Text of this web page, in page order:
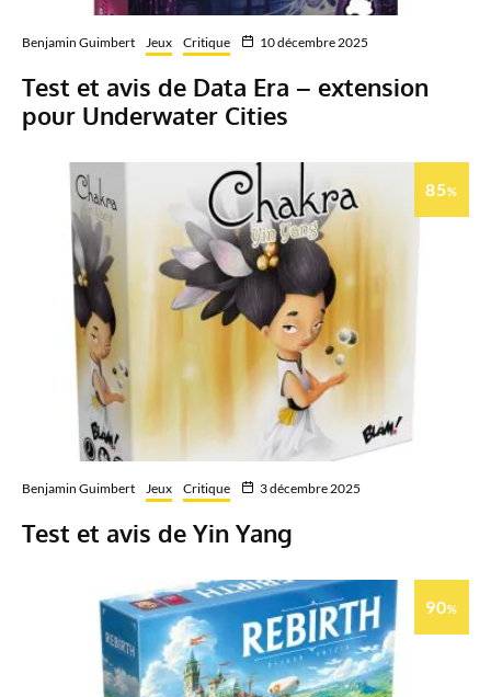
Benjamin Guimbert Jeux Critique 10 décembre 2025
Test et avis de Data Era – extension
pour Underwater Cities
85%
Benjamin Guimbert Jeux Critique 3 décembre 2025
Test et avis de Yin Yang
90%